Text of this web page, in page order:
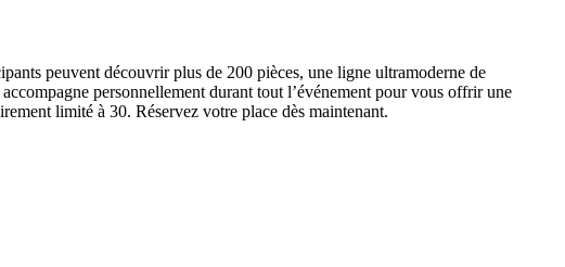
peuvent découvrir plus de 200 pièces, une ligne ultramoderne de
personnellement durant tout l’événement pour vous offrir une
limité à 30. Réservez votre place dès maintenant.